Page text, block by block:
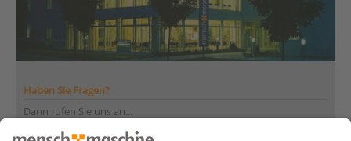
Haben Sie Fragen?
Dann rufen Sie uns an...